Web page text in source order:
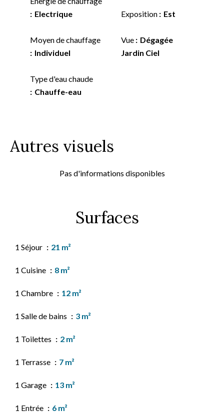
Electrique
Moyen de chauffage
Individuel
Type d'eau chaude
Chauffe-eau
Exposition Est
Vue
Dégagée
Jardin Ciel
Autres visuels
Pas d'informations disponibles
Surfaces
1 Séjour 21 m²
1 Cuisine 8 m²
1 Chambre 12 m²
1 Salle de bains 3 m²
1 Toilettes 2 m²
1 Terrasse 7 m²
1 Garage 13 m²
1 Entrée 6 m²